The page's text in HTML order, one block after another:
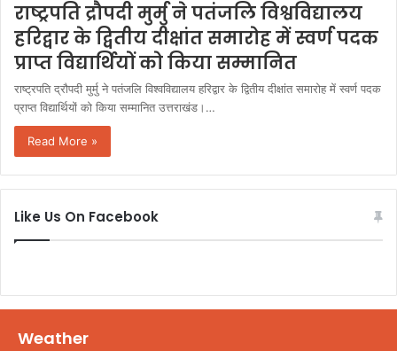
राष्ट्रपति द्रौपदी मुर्मु ने पतंजलि विश्वविद्यालय
हरिद्वार के द्वितीय दीक्षांत समारोह में स्वर्ण पदक
प्राप्त विद्यार्थियों को किया सम्मानित
राष्ट्रपति द्रौपदी मुर्मु ने पतंजलि विश्वविद्यालय हरिद्वार के द्वितीय दीक्षांत समारोह में स्वर्ण पदक
प्राप्त विद्यार्थियों को किया सम्मानित उत्तराखंड।…
Read More »
Like Us On Facebook
Weather